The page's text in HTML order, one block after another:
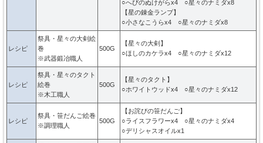
○へびのぬけがらx4 ○星々のナミダx8
【星の錬金ランプ】
○小さなこうらx4 ○星々のナミダx8
レシピ
祭具・星々の大剣絵
巻
※武器鍛冶職人
500G
【星々の大剣】
○ほしのカケラx4 ○星々のナミダx12
レシピ
祭具・星々のタクト
絵巻
※木工職人
500G
【星々のタクト】
○ホワイトウッドx4 ○星々のナミダx12
レシピ
祭具・笹だんご絵巻
※調理職人
500G
【お詫びの笹だんご】
○ライスフラワーx4 ○星々のナミダx4
○デリシャスオイルx1